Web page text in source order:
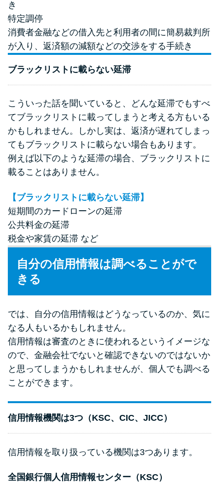
き
特定調停
消費者金融などの借入先と利用者の間に簡易裁判所
が入り、返済額の減額などの交渉をする手続き
ブラックリストに載らない延滞
こういった話を聞いていると、どんな延滞でもすべ
てブラックリストに載ってしまうと考える方もいる
かもしれません。しかし実は、返済が遅れてしまっ
てもブラックリストに載らない場合もあります。
例えば以下のような延滞の場合、ブラックリストに
載ることはありません。
【ブラックリストに載らない延滞】
短期間のカードローンの延滞
公共料金の延滞
税金や家賃の延滞 など
自分の信用情報は調べることがで
きる
では、自分の信用情報はどうなっているのか、気に
なる人もいるかもしれません。
信用情報は審査のときに使われるというイメージな
ので、金融会社でないと確認できないのではないか
と思ってしまうかもしれませんが、個人でも調べる
ことができます。
信用情報機関は3つ（KSC、CIC、JICC）
信用情報を取り扱っている機関は3つあります。
全国銀行個人信用情報センター（KSC）